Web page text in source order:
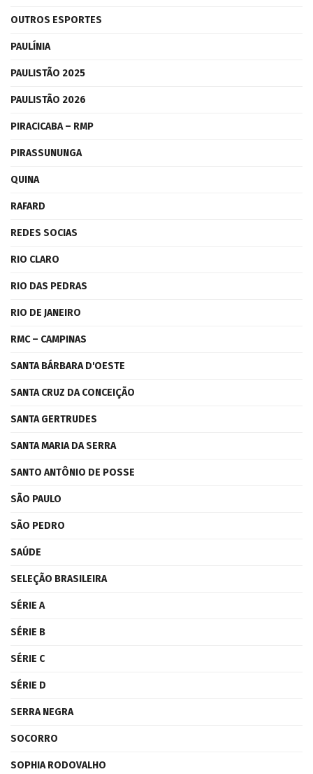
OUTROS ESPORTES
PAULÍNIA
PAULISTÃO 2025
PAULISTÃO 2026
PIRACICABA – RMP
PIRASSUNUNGA
QUINA
RAFARD
REDES SOCIAS
RIO CLARO
RIO DAS PEDRAS
RIO DE JANEIRO
RMC – CAMPINAS
SANTA BÁRBARA D'OESTE
SANTA CRUZ DA CONCEIÇÃO
SANTA GERTRUDES
SANTA MARIA DA SERRA
SANTO ANTÔNIO DE POSSE
SÃO PAULO
SÃO PEDRO
SAÚDE
SELEÇÃO BRASILEIRA
SÉRIE A
SÉRIE B
SÉRIE C
SÉRIE D
SERRA NEGRA
SOCORRO
SOPHIA RODOVALHO